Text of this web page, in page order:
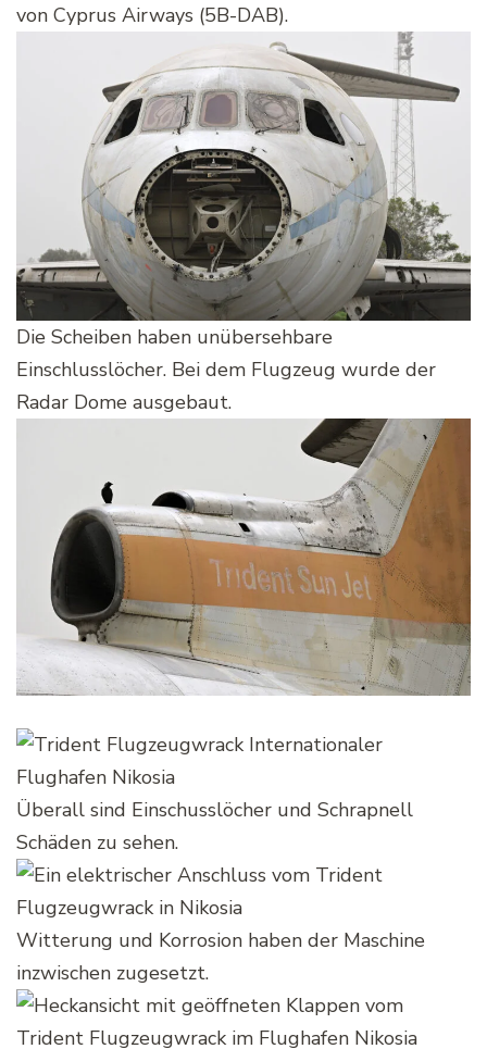
von Cyprus Airways (5B-DAB).
Die Scheiben haben unübersehbare
Einschlusslöcher. Bei dem Flugzeug wurde der
Radar Dome ausgebaut.
Überall sind Einschusslöcher und Schrapnell
Schäden zu sehen.
Witterung und Korrosion haben der Maschine
inzwischen zugesetzt.